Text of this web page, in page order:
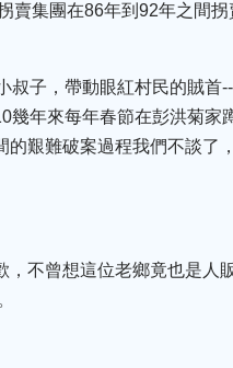
賣集團在86年到92年之間拐
叔子，帶動眼紅村民的賊首
幾年來每年春節在彭洪菊家
的艱難破案過程我們不談了
，不曾想這位老鄉竟也是人